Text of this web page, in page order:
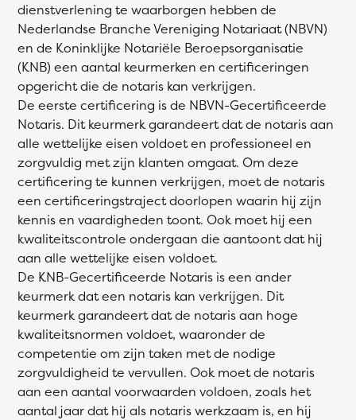
dienstverlening te waarborgen hebben de
Nederlandse Branche Vereniging Notariaat (NBVN)
en de Koninklijke Notariële Beroepsorganisatie
(KNB) een aantal keurmerken en certificeringen
opgericht die de notaris kan verkrijgen.
De eerste certificering is de NBVN-Gecertificeerde
Notaris. Dit keurmerk garandeert dat de notaris aan
alle wettelijke eisen voldoet en professioneel en
zorgvuldig met zijn klanten omgaat. Om deze
certificering te kunnen verkrijgen, moet de notaris
een certificeringstraject doorlopen waarin hij zijn
kennis en vaardigheden toont. Ook moet hij een
kwaliteitscontrole ondergaan die aantoont dat hij
aan alle wettelijke eisen voldoet.
De KNB-Gecertificeerde Notaris is een ander
keurmerk dat een notaris kan verkrijgen. Dit
keurmerk garandeert dat de notaris aan hoge
kwaliteitsnormen voldoet, waaronder de
competentie om zijn taken met de nodige
zorgvuldigheid te vervullen. Ook moet de notaris
aan een aantal voorwaarden voldoen, zoals het
aantal jaar dat hij als notaris werkzaam is, en hij